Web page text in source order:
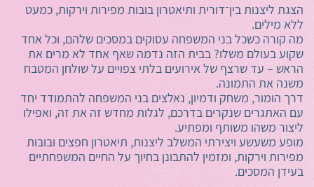
הצגת ליצנות בין־דורית ותיאטרון בובות מפירות וירקות, כמעט
ללא מילים.
מה קורה כשכל בני המשפחה עסוקים במסכים שלהם, וכל אחד
שקוע בעולם משלו? בבית הזה נדמה שאף אחד לא מרים את
הראש – עד שרצף של אירועים בלתי צפויים על שולחן המטבח
משנה את התמונה.
דרך הומור, משחק ודמיון, נאלצים בני המשפחה להתמודד יחד
עם האתגרים שנקרים בדרכם, לגלות מחדש זה את זה, ואפילו
ליצור משהו משותף ומפתיע.
מופע משעשע ויצירתי המשלב ליצנות, תיאטרון חפצים ובובות
מפירות וירקות, ומזמין להתבונן בחיוך על החיים המשפחתיים
בעידן המסכים.